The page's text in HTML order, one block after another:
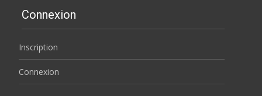
Connexion
Inscription
Connexion